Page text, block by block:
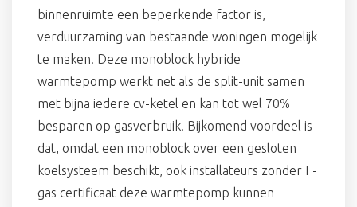
binnenruimte een beperkende factor is,
verduurzaming van bestaande woningen mogelijk
te maken. Deze monoblock hybride
warmtepomp werkt net als de split-unit samen
met bijna iedere cv-ketel en kan tot wel 70%
besparen op gasverbruik. Bijkomend voordeel is
dat, omdat een monoblock over een gesloten
koelsysteem beschikt, ook installateurs zonder F-
gas certificaat deze warmtepomp kunnen